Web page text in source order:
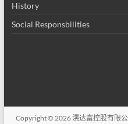
History
Social Responsbilities
Copyright © 2026滉达富控股有限